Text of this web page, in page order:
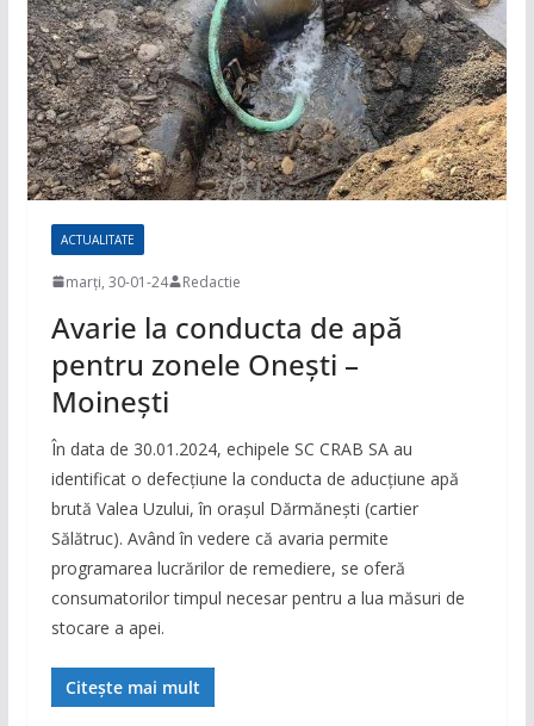
ACTUALITATE
marți, 30-01-24 Redactie
Avarie la conducta de apă
pentru zonele Onești –
Moinești
În data de 30.01.2024, echipele SC CRAB SA au
identificat o defecțiune la conducta de aducțiune apă
brută Valea Uzului, în orașul Dărmănești (cartier
Sălătruc). Având în vedere că avaria permite
programarea lucrărilor de remediere, se oferă
consumatorilor timpul necesar pentru a lua măsuri de
stocare a apei.
Citește mai mult